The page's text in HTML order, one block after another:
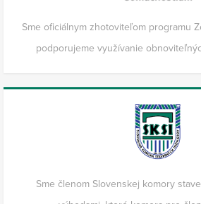
Sme oficiálnym zhotoviteľom programu
podporujeme využívanie
Sme členom Slovenskej komory